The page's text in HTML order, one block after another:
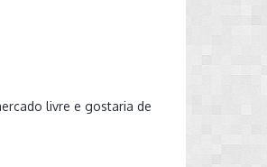
livre e gostaria de